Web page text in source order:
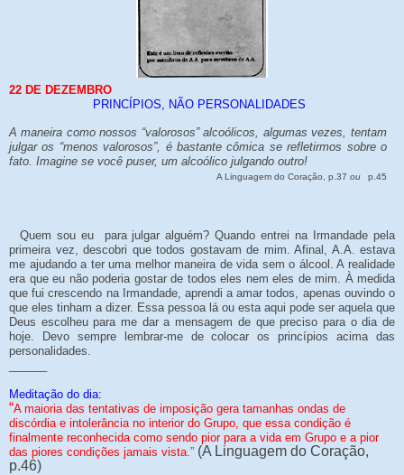
22 DE DEZEMBRO
PRINCÍPIOS, NÃO PERSONALIDADES
A maneira como nossos “valorosos” alcoólicos, algumas vezes, tentam
julgar os “menos valorosos”, é bastante cômica se refletirmos sobre o
fato. Imagine se você puser, um alcoólico julgando outro!
A Linguagem do Coração, p.37 ou p.45
Quem sou eu para julgar alguém? Quando entrei na Irmandade pela
primeira vez, descobri que todos gostavam de mim. Afinal, A.A. estava
me ajudando a ter uma melhor maneira de vida sem o álcool. A realidade
era que eu não poderia gostar de todos eles nem eles de mim. À medida
que fui crescendo na Irmandade, aprendi a amar todos, apenas ouvindo o
que eles tinham a dizer. Essa pessoa lá ou esta aqui pode ser aquela que
Deus escolheu para me dar a mensagem de que preciso para o dia de
hoje. Devo sempre lembrar-me de colocar os princípios acima das
personalidades.
Meditação do dia:
“A maioria das tentativas de imposição gera tamanhas ondas de
discórdia e intolerância no interior do Grupo, que essa condição é
finalmente reconhecida como sendo pior para a vida em Grupo e a pior
das piores condições jamais vista.” (A Linguagem do Coração,
p.46)